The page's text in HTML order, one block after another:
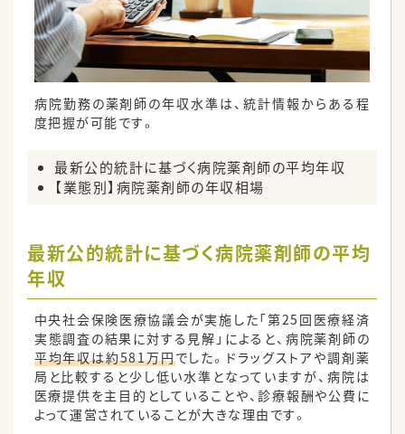
病院勤務の薬剤師の年収水準は、統計情報からある程
度把握が可能です。
最新公的統計に基づく病院薬剤師の平均年収
【業態別】病院薬剤師の年収相場
最新公的統計に基づく病院薬剤師の平均
年収
中央社会保険医療協議会が実施した「第25回医療経済
実態調査の結果に対する見解」によると、病院薬剤師の
平均年収は約581万円でした。ドラッグストアや調剤薬
局と比較すると少し低い水準となっていますが、病院は
医療提供を主目的としていることや、診療報酬や公費に
よって運営されていることが大きな理由です。